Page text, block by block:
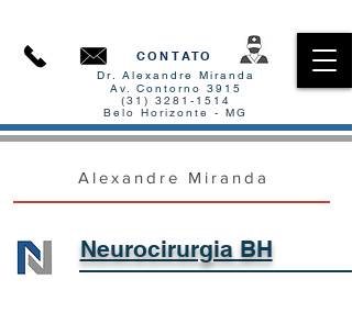
CONTATO
Dr. Alexandre Miranda
Av. Contorno 3915
(31) 3281-1514
Belo Horizonte - MG
Alexandre Miranda
Neurocirurgia BH​